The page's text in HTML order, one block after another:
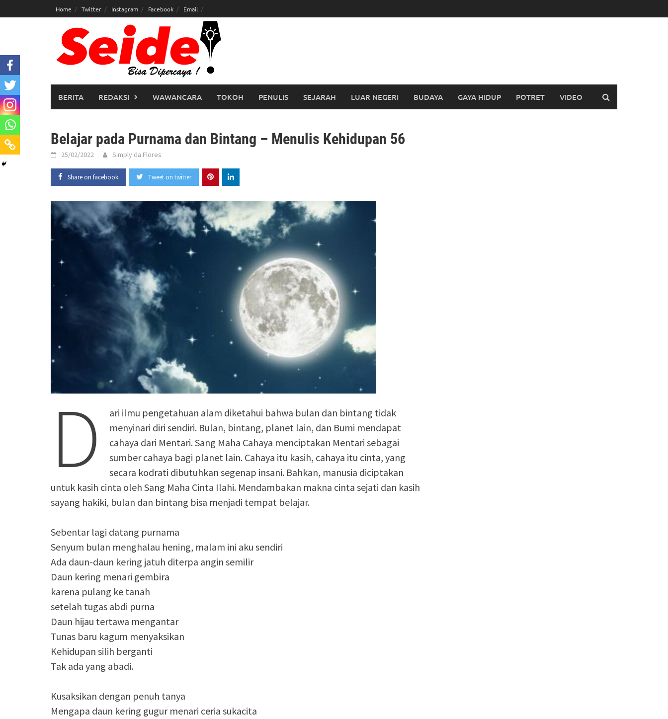
to
Home Twitter Instagram Facebook Email
BERITA REDAKSI WAWANCARA TOKOH PENULIS SEJARAH LUAR NEGERI BUDAYA GAYA HIDUP POTRET VIDEO
Belajar pada Purnama dan Bintang – Menulis Kehidupan 56
25/02/2022 Simply da Flores
Share on facebook Tweet on twitter
D
ari ilmu pengetahuan alam diketahui bahwa bulan dan bintang tidak
menyinari diri sendiri. Bulan, bintang, planet lain, dan Bumi mendapat
cahaya dari Mentari. Sang Maha Cahaya menciptakan Mentari sebagai
sumber cahaya bagi planet lain. Cahaya itu kasih, cahaya itu cinta, yang
secara kodrati dibutuhkan segenap insani. Bahkan, manusia diciptakan
untuk kasih cinta oleh Sang Maha Cinta Ilahi. Mendambakan makna cinta sejati dan kasih
sayang hakiki, bulan dan bintang bisa menjadi tempat belajar.
Sebentar lagi datang purnama
Senyum bulan menghalau hening, malam ini aku sendiri
Ada daun-daun kering jatuh diterpa angin semilir
Daun kering menari gembira
karena pulang ke tanah
setelah tugas abdi purna
Daun hijau tertawa mengantar
Tunas baru kagum menyaksikan
Kehidupan silih berganti
Tak ada yang abadi.
Kusaksikan dengan penuh tanya
Mengapa daun kering gugur menari ceria sukacita